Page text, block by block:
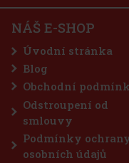
dlouhotrvající hydrataci
z bílého čaje: Přináší
Do
Nuxe Huile
100 ml
SKLADEM
Nuxe Huile Prodigieuse
olej, který kombinuje 7
třpytivými zlatými
poskytuje nejen
558Kč bez DPH
NÁŠ E-SHOP
Úvodní stránka
Blog
Obchodní
Odstroupení od
smlouvy
Podmínky
osobních údajů